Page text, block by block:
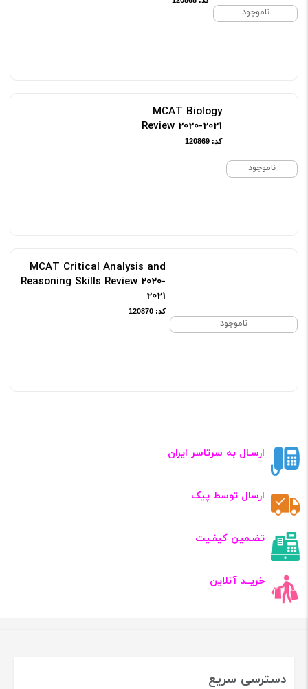
ناموجود
ناموجود
MCAT Biology
Review 2020-2021
کد: 120869
ناموجود
MCAT Critical Analysis and
Reasoning Skills Review 2020-
2021
کد: 120870
ارسـال به سرتاسر ایران
ارسال توسط پیک
تضـمین کیفـیت
خریــد آنلاین
دسترسی سریع